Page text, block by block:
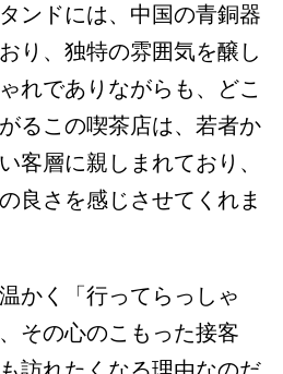
ンドには、中国の青銅器
り、独特の雰囲気を醸し
れでありながらも、どこ
るこの喫茶店は、若者か
客層に親しまれており、
良さを感じさせてくれま
かく「行ってらっしゃ
その心のこもった接客